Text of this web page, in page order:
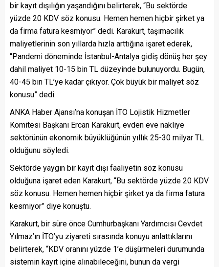
bir kayıt dışılığın yaşandığını belirterek, “Bu sektörde
yüzde 20 KDV söz konusu. Hemen hemen hiçbir şirket ya
da firma fatura kesmiyor” dedi. Karakurt, taşımacılık
maliyetlerinin son yıllarda hızla arttığına işaret ederek,
“Pandemi döneminde İstanbul-Antalya gidiş dönüş her şey
dahil maliyet 10-15 bin TL düzeyinde bulunuyordu. Bugün,
40-45 bin TL’ye kadar çıkıyor. Çok büyük bir maliyet söz
konusu” dedi.
ANKA Haber Ajansı’na konuşan İTO Lojistik Hizmetler
Komitesi Başkanı Ercan Karakurt, evden eve nakliye
sektörünün ekonomik büyüklüğünün yıllık 25-30 milyar TL
olduğunu söyledi.
Sektörde yaygın bir kayıt dışı faaliyetin söz konusu
olduğuna işaret eden Karakurt, “Bu sektörde yüzde 20 KDV
söz konusu. Hemen hemen hiçbir şirket ya da firma fatura
kesmiyor” diye konuştu.
Karakurt, bir süre önce Cumhurbaşkanı Yardımcısı Cevdet
Yılmaz’ın İTO’yu ziyareti sırasında konuyu anlattıklarını
belirterek, “KDV oranını yüzde 1’e düşürmeleri durumunda
sistemin kayıt içine alınabileceğini, bunun da vergi